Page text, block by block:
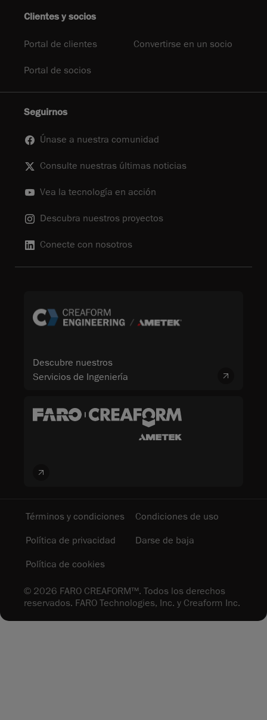
Clientes y socios
Portal de clientes Convertirse en un socio
Portal de socios
Seguirnos
Únase a nuestra comunidad
Consulte nuestras últimas noticias
Vea la tecnología en acción
Descubra nuestros proyectos
Conecte con nosotros
Descubre nuestros
Servicios de Ingeniería
© 2026 FARO CREAFORM™. Todos los derechos
reservados. FARO Technologies, Inc. y Creaform Inc.
Términos y condiciones
Condiciones de uso
Política de privacidad
Darse de baja
Política de cookies